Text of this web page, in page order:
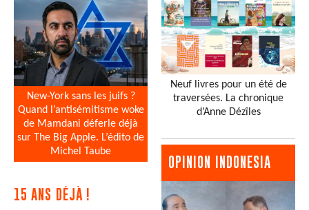
New-York sans les juifs ?
Quand l’antisémitisme woke
de Mamdani déferle déjà
sur The Big Apple. L’édito de
Michel Taube
15 ANS DÉJÀ !
Neuf livres pour un été de
traversées. La chronique
d’Anne Dézîles
OPINION INDONESIA